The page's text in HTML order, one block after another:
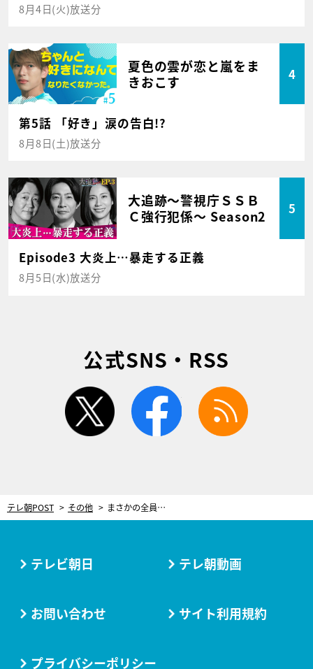
8月4日(火)放送分
夏色の雲が恋と嵐をま
きおこす
4
第5話 「好き」涙の告白!?
8月8日(土)放送分
大追跡～警視庁ＳＳＢ
Ｃ強行犯係～ Season2
5
Episode3 大炎上…暴走する正義
8月5日(水)放送分
公式SNS・RSS
twitter facebook
テレ朝POST その他 まさかの全員一致?! 芸能人たちの“大嫌いなリポーター”が明らかに！
テレビ朝日 テレ朝動画
お問い合わせ サイト利用規約
プライバシーポリシー